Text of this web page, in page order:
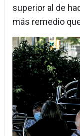
superior al de
más remedio